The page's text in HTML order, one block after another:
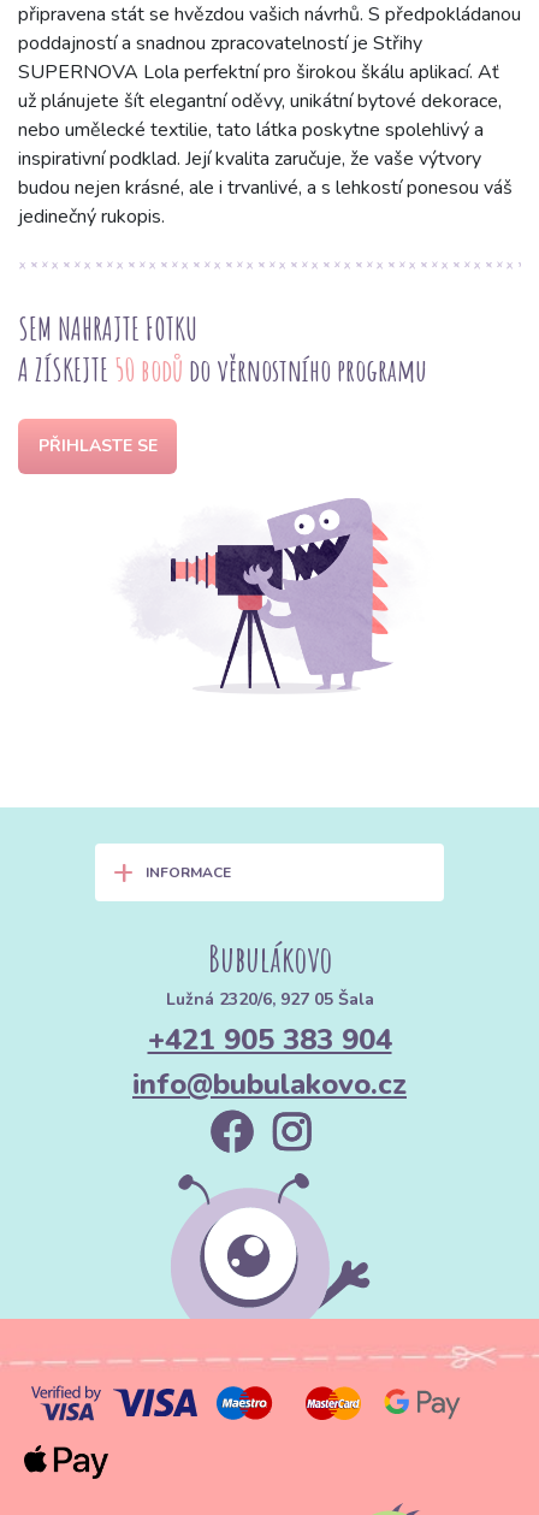
připravena stát se hvězdou vašich návrhů. S předpokládanou
poddajností a snadnou zpracovatelností je Střihy
SUPERNOVA Lola perfektní pro širokou škálu aplikací. Ať
už plánujete šít elegantní oděvy, unikátní bytové dekorace,
nebo umělecké textilie, tato látka poskytne spolehlivý a
inspirativní podklad. Její kvalita zaručuje, že vaše výtvory
budou nejen krásné, ale i trvanlivé, a s lehkostí ponesou váš
jedinečný rukopis.
SEM NAHRAJTE FOTKU
A ZÍSKEJTE 50 bodů do věrnostního programu
PŘIHLASTE SE
+ INFORMACE
Bubulákovo
Lužná 2320/6, 927 05 Šala
+421 905 383 904
info@bubulakovo.cz